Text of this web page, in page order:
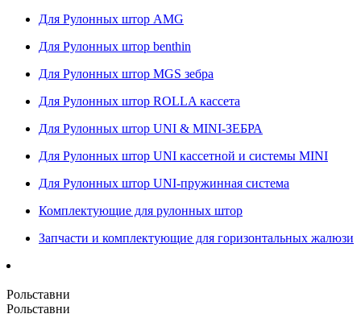
Для Рулонных штор AMG
Для Рулонных штор benthin
Для Рулонных штор MGS зебра
Для Рулонных штор ROLLA кассета
Для Рулонных штор UNI & MINI-ЗЕБРА
Для Рулонных штор UNI кассетной и системы MINI
Для Рулонных штор UNI-пружинная система
Комплектующие для рулонных штор
Запчасти и комплектующие для горизонтальных жалюзи
Рольставни
Рольставни